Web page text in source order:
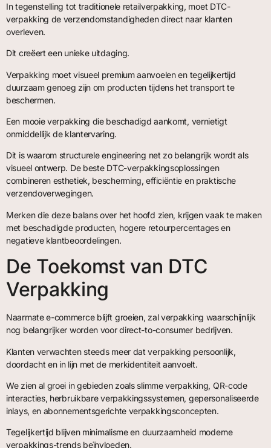
In tegenstelling tot traditionele retailverpakking, moet DTC-
verpakking de verzendomstandigheden direct naar klanten
overleven.
Dit creëert een unieke uitdaging.
Verpakking moet visueel premium aanvoelen en tegelijkertijd
duurzaam genoeg zijn om producten tijdens het transport te
beschermen.
Een mooie verpakking die beschadigd aankomt, vernietigt
onmiddellijk de klantervaring.
Dit is waarom structurele engineering net zo belangrijk wordt als
visueel ontwerp. De beste DTC-verpakkingsoplossingen
combineren esthetiek, bescherming, efficiëntie en praktische
verzendoverwegingen.
Merken die deze balans over het hoofd zien, krijgen vaak te maken
met beschadigde producten, hogere retourpercentages en
negatieve klantbeoordelingen.
De Toekomst van DTC
Verpakking
Naarmate e-commerce blijft groeien, zal verpakking waarschijnlijk
nog belangrijker worden voor direct-to-consumer bedrijven.
Klanten verwachten steeds meer dat verpakking persoonlijk,
doordacht en in lijn met de merkidentiteit aanvoelt.
We zien al groei in gebieden zoals slimme verpakking, QR-code
interacties, herbruikbare verpakkingssystemen, gepersonaliseerde
inlays, en abonnementsgerichte verpakkingsconcepten.
Tegelijkertijd blijven minimalisme en duurzaamheid moderne
verpakkings-trends beïnvloeden.